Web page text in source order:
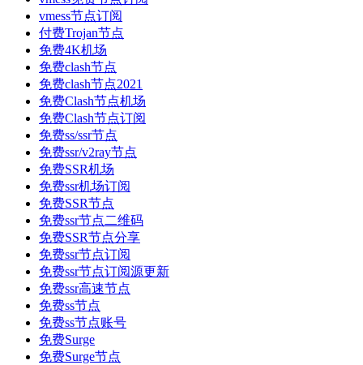
vmess节点订阅
付费Trojan节点
免费4K机场
免费clash节点
免费clash节点2021
免费Clash节点机场
免费Clash节点订阅
免费ss/ssr节点
免费ssr/v2ray节点
免费SSR机场
免费ssr机场订阅
免费SSR节点
免费ssr节点二维码
免费SSR节点分享
免费ssr节点订阅
免费ssr节点订阅源更新
免费ssr高速节点
免费ss节点
免费ss节点账号
免费Surge
免费Surge节点